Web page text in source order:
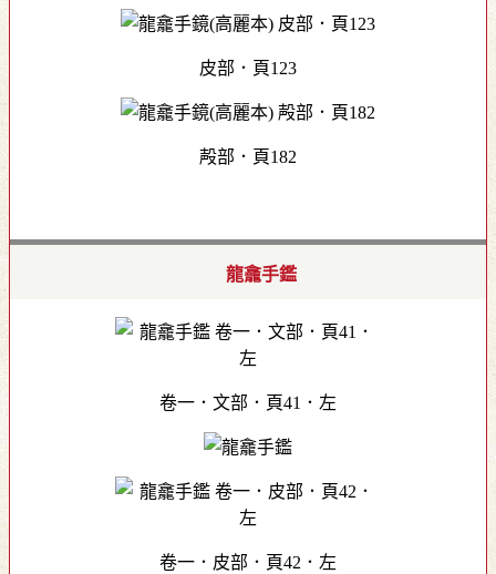
皮部．頁123
殸部．頁182
龍龕手鑑
卷一．文部．頁41．左
卷一．皮部．頁42．左